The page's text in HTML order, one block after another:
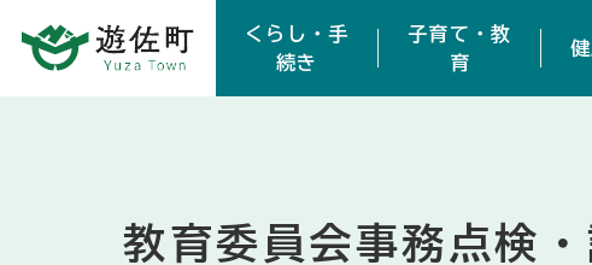
くらし・手
続き
子育て・教
育
教育委員会事務点検